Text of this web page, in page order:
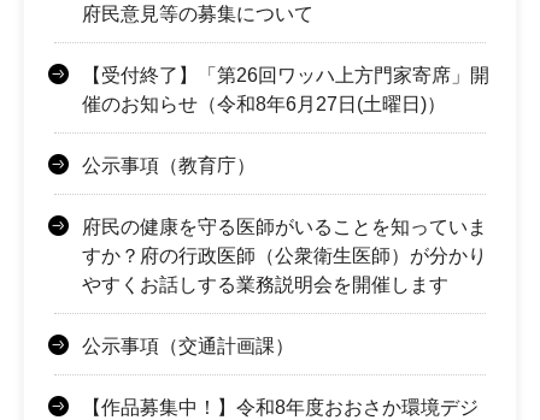
府民意見等の募集について
【受付終了】「第26回ワッハ上方門家寄席」開
催のお知らせ（令和8年6月27日(土曜日)）
公示事項（教育庁）
府民の健康を守る医師がいることを知っていま
すか？府の行政医師（公衆衛生医師）が分かり
やすくお話しする業務説明会を開催します
公示事項（交通計画課）
【作品募集中！】令和8年度おおさか環境デジ